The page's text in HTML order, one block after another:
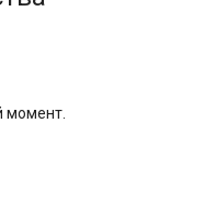
момент.